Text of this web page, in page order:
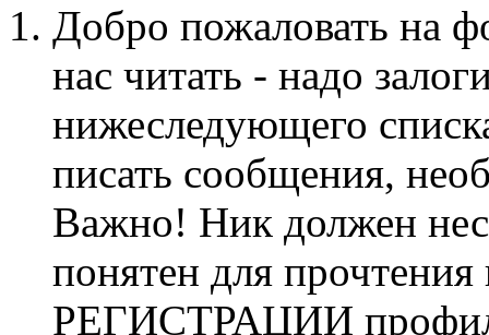
Добро пожаловать на
нас читать - надо
нижеследующего
писать сообщения,
Важно! Ник должен
понятен для
РЕГИСТРАЦИИ профиль